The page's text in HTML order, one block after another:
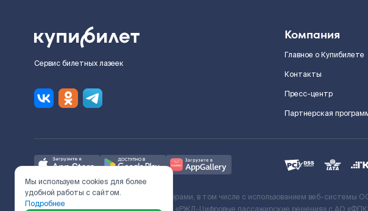
Сервис билетных лазеек
Компания
Главное о Купибилете
Контакты
Пресс-центр
Партнерская
Ж/Д билеты предоставляются партнёрами, в том числе с использованием веб-
Мы используем cookies для более
удобной работы с сайтом.
Подробнее